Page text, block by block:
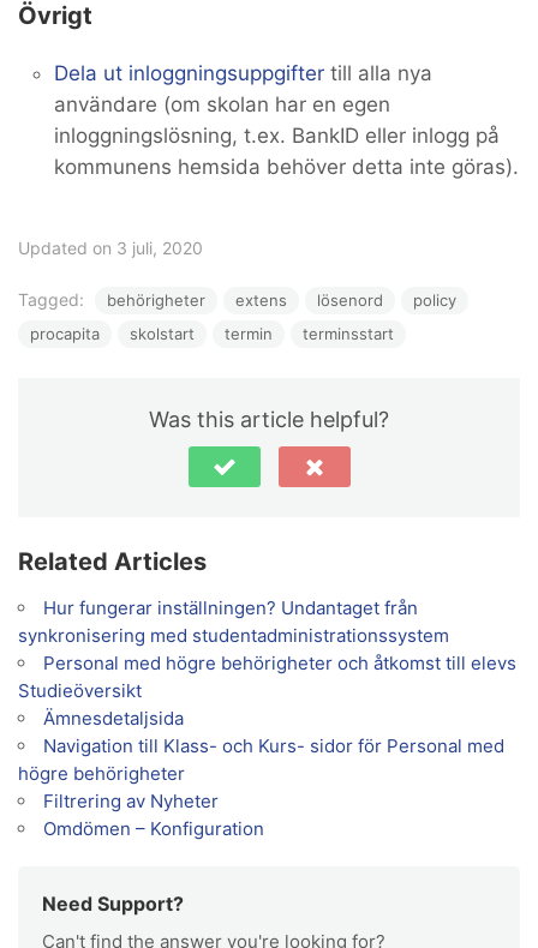
Övrigt
Dela ut inloggningsuppgifter till alla nya
användare (om skolan har en egen
inloggningslösning, t.ex. BankID eller inlogg på
kommunens hemsida behöver detta inte göras).
Updated on 3 juli, 2020
Tagged: behörigheter extens lösenord
policy
procapita
skolstart termin terminsstart
Was this article helpful?
Related Articles
Hur fungerar inställningen? Undantaget från
synkronisering med studentadministrationssystem
Personal med högre behörigheter och åtkomst till elevs
Studieöversikt
Ämnesdetaljsida
Navigation till Klass- och Kurs- sidor för Personal med
högre behörigheter
Filtrering av Nyheter
Omdömen – Konfiguration
Need Support?
Can't find the answer you're looking for?